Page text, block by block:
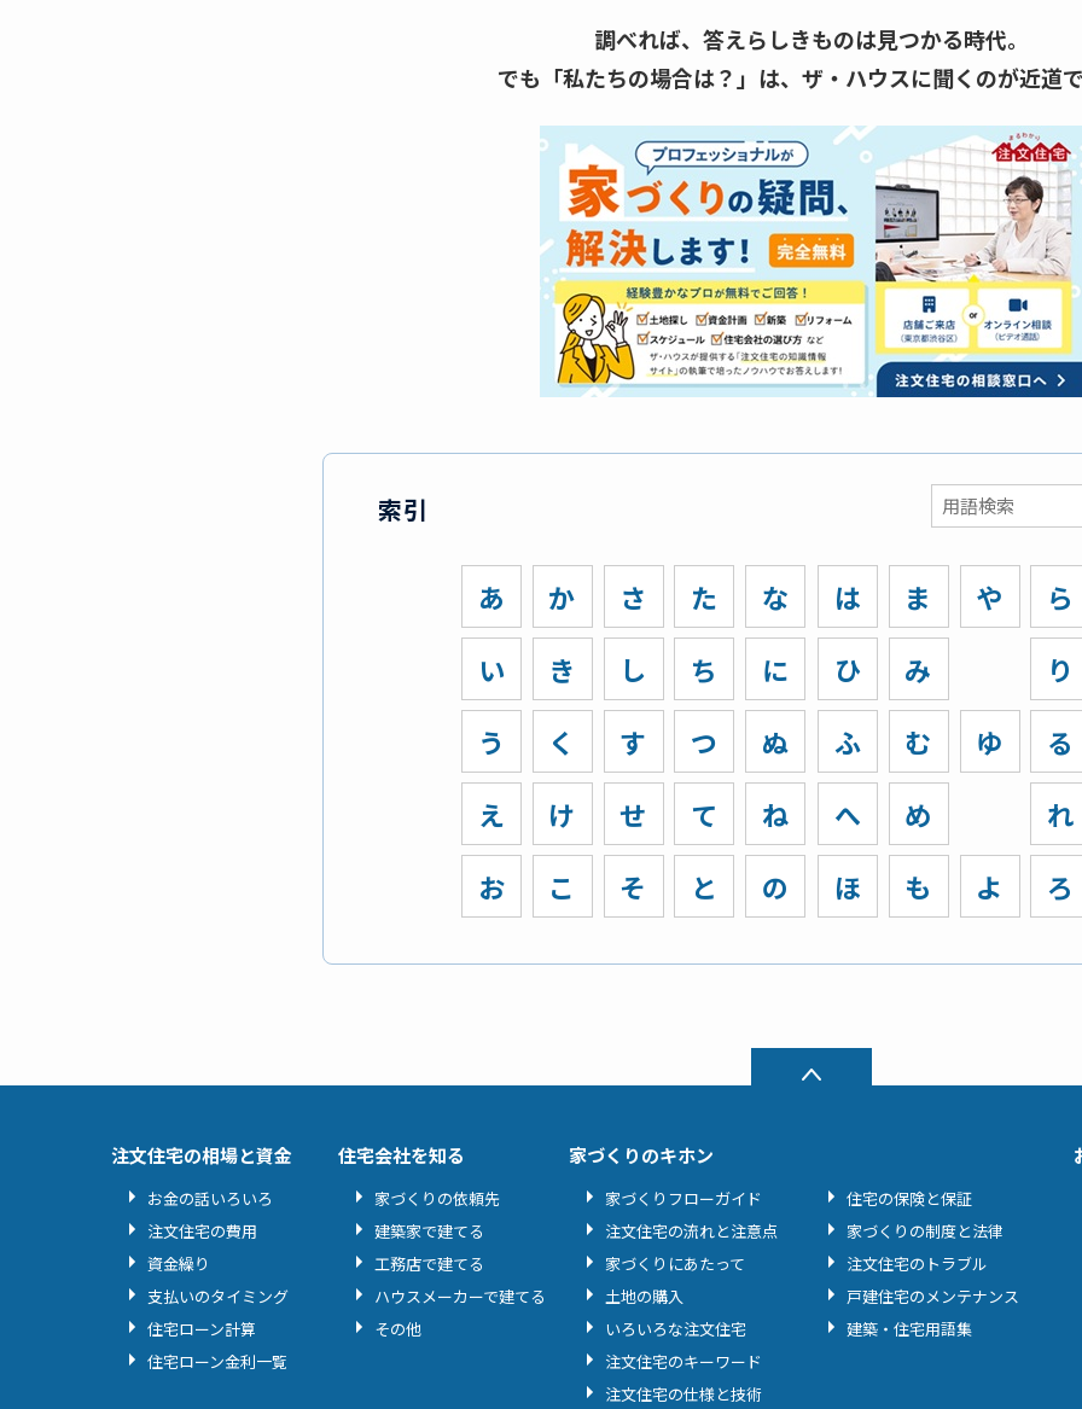
調べれば、答えらしきものは見つかる時代。
でも「私たちの場合は？」は、 ザ・ハウスに聞くのが近道
索引
あ
い
う
え
お
か
き
く
け
こ
さ
し
す
せ
そ
た
ち
つ
て
と
な
に
ぬ
ね
の
は
ひ
ふ
へ
ほ
ま
み
む
め
も
や
ゆ
よ
ら
り
る
れ
ろ
注文住宅の相場と資金
お金の話いろいろ
注文住宅の費用
資金繰り
支払いのタイミング
住宅ローン計算
住宅ローン金利一覧
住宅会社を知る
家づくりの依頼先
建築家で建てる
工務店で建てる
ハウスメーカーで建てる
その他
家づくりのキホン
家づくりフローガイド
注文住宅の流れと注意点
家づくりにあたって
土地の購入
いろいろな注文住宅
注文住宅のキーワード
注文住宅の仕様と技術
住宅の保険と保証
家づくりの制度と法律
注文住宅のトラブル
戸建住宅のメンテナンス
建築・住宅用語集